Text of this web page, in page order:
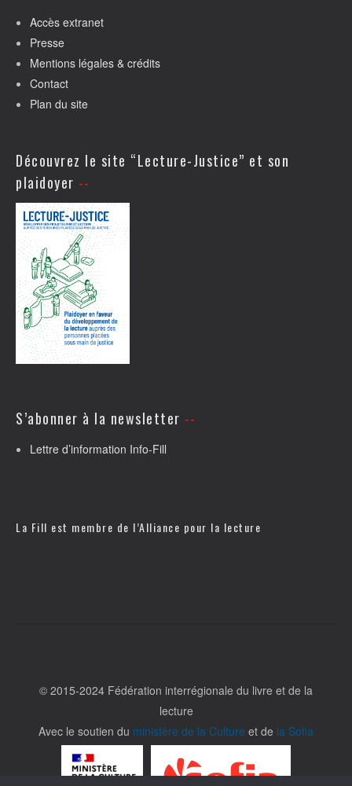
Accès extranet
Presse
Mentions légales & crédits
Contact
Plan du site
Découvrez le site “Lecture-Justice” et son
plaidoyer
S’abonner à la newsletter
Lettre d’information Info-Fill
La Fill est membre de l’Alliance pour la lecture
© 2015-2024 Fédération interrégionale du livre et de la
lecture
Avec le soutien du ministère de la Culture et de la Sofia